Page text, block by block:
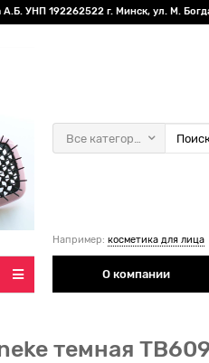
А.Б. УНП 192262522 г. Минск, ул. М.
Все категории
Например: косметика для лица
О компании
темная